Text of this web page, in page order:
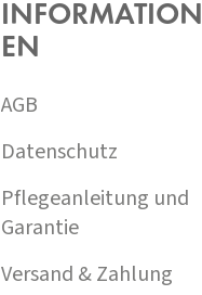
INFORMATION
EN
AGB
Datenschutz
Pflegeanleitung und
Garantie
Versand & Zahlung